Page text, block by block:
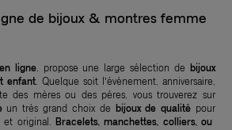
de bijoux & montres femme
ligne, propose une large sélection debijoux
enfant . Quelque soit l’événement, anniversaire,
des mères ou des pères, vous trouverez sur
un très grand choix de bijoux de qualité pour
original. Bracelets, manchettes, colliers, ou